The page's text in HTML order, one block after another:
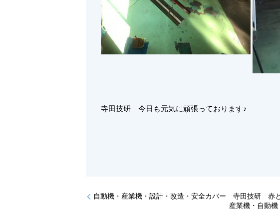
寺田技研 今日も元気に頑張っております♪
自動機・産業機・設計・改造・安全カバー 寺田技研 赤
産業機・自動